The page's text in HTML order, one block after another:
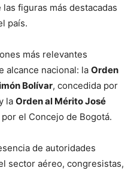
figuras más destacadas
país.
más relevantes
alcance nacional: la Orden
Bolívar, concedida por
la Orden al Mérito José
el Concejo de Bogotá.
de autoridades
sector aéreo, congresistas,